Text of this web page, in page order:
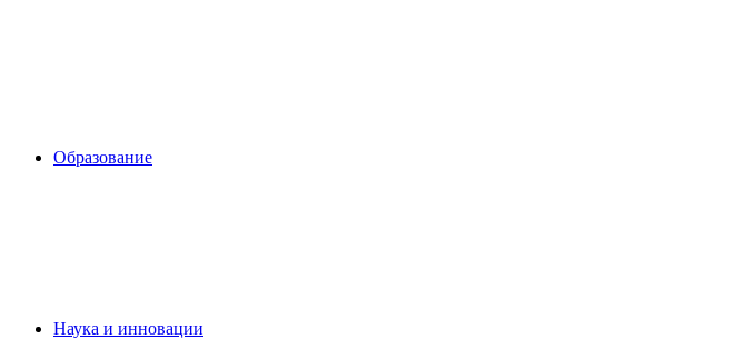
Образование
Наука и инновации